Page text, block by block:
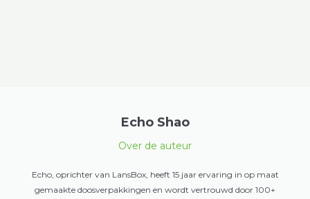
Echo Shao
Over de auteur
Echo, oprichter van LansBox, heeft 15 jaar ervaring in op maat
gemaakte doosverpakkingen en wordt vertrouwd door 100+